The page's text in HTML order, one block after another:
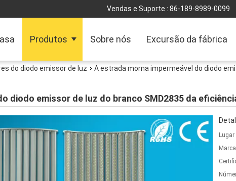
Vendas e Suporte : 86-189-8989-0099
Produtos Sobre nós Excursão da fábrica
do diodo emissor de luz
A estrada morna impermeável do diodo
diodo emissor de luz do branco SMD2835 da